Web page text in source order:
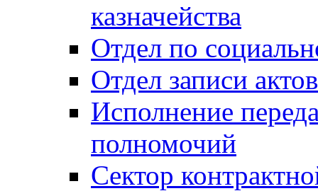
казначейства
Отдел по
Отдел записи
Исполнение
полномочий
Сектор